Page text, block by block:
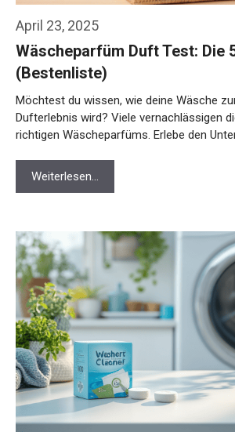
April 23, 2025
Wäscheparfüm Duft Test: Die
(Bestenliste)
Möchtest du wissen, wie deine Wäsche
Dufterlebnis wird? Viele vernachlässigen
richtigen Wäscheparfüms. Erlebe den
Weiterlesen…